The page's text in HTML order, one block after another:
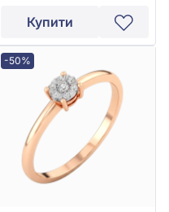
Купити
-50%